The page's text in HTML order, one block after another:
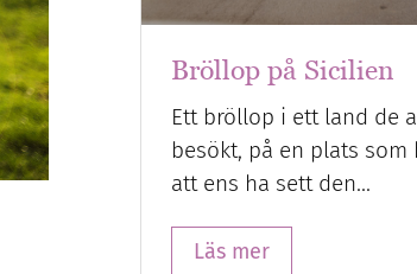
Bröllop på Sicilien
Ett bröllop i ett land de
besökt, på en plats som
att ens ha sett den…
Läs mer